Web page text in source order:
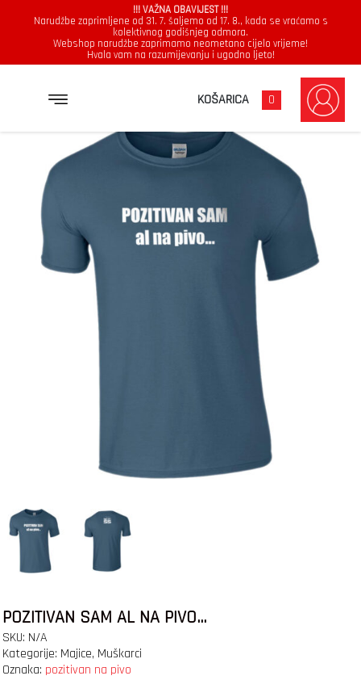
!!! VAŽNA OBAVIJEST !!!
Narudžbe zaprimljene od 31. 7. šaljemo od 17. 8., kada se vraćamo s
kolektivnog godišnjeg odmora.
Webshop narudžbe zaprimamo neometano cijelo vrijeme!
Hvala vam na razumijevanju i ugodno ljeto!
KOŠARICA 0
POZITIVAN SAM AL NA PIVO…
SKU: N/A
Kategorije: Majice, Muškarci
Oznaka: pozitivan na pivo